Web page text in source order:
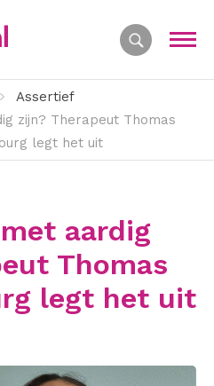
Assertief
zijn? Therapeut Thomas
legt het uit
aardig
Thomas
legt het uit